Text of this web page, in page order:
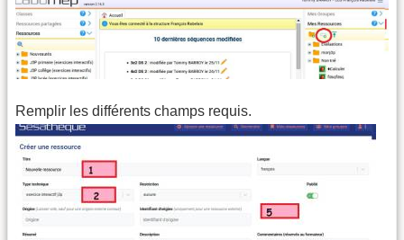
Remplir les différents champs requis.